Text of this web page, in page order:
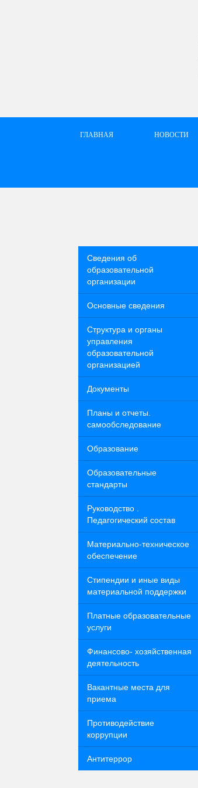
ГЛАВНАЯ НОВОСТИ
Сведения об
образовательной
организации
Основные сведения
Структура и органы
управления
образовательной
организацией
Документы
Планы и отчеты.
самообследование
Образование
Образовательные
стандарты
Руководство .
Педагогический состав
Материально-техническое
обеспечение
Стипендии и иные виды
материальной поддержки
Платные образовательные
услуги
Финансово- хозяйственная
деятельность
Вакантные места для
приема
Противодействие
коррупции
Антитеррор